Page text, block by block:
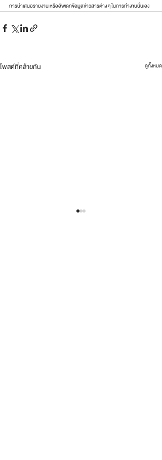
การนำเสนอรายงาน หรืออัพเดทข้อมูลข่าวสารต่าง ๆ ในการทำงานนั่นเอง
โพสต์ที่คล้ายกัน ดูทั้งหมด